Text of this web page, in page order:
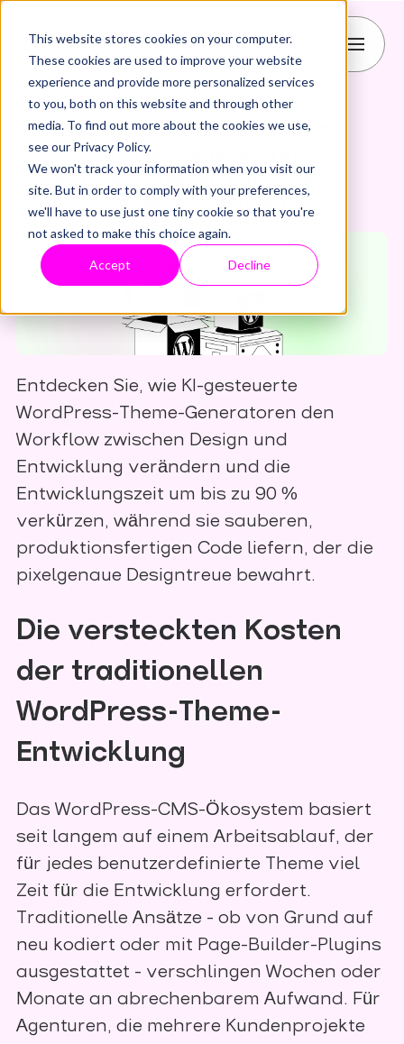
This website stores cookies on your computer.
These cookies are used to improve your website
experience and provide more personalized services
to you, both on this website and through other
media. To find out more about the cookies we use,
see our Privacy Policy.
We won't track your information when you visit our
site. But in order to comply with your preferences,
we'll have to use just one tiny cookie so that you're
not asked to make this choice again.
Accept Decline
Agentur KI WordPress
Wie KI-basierte WordPress-
Theme-Generatoren
Entwicklungszeit und -kosten
drastisch senken
Entdecken Sie, wie KI-gesteuerte
WordPress-Theme-Generatoren den
Workflow zwischen Design und
Entwicklung verändern und die
Entwicklungszeit um bis zu 90 %
verkürzen, während sie sauberen,
produktionsfertigen Code liefern, der die
pixelgenaue Designtreue bewahrt.
Die versteckten Kosten
der traditionellen
WordPress-Theme-
Entwicklung
Das WordPress-CMS-Ökosystem basiert
seit langem auf einem Arbeitsablauf, der
für jedes benutzerdefinierte Theme viel
Zeit für die Entwicklung erfordert.
Traditionelle Ansätze - ob von Grund auf
neu kodiert oder mit Page-Builder-Plugins
ausgestattet - verschlingen Wochen oder
Monate an abrechenbarem Aufwand. Für
Agenturen, die mehrere Kundenprojekte